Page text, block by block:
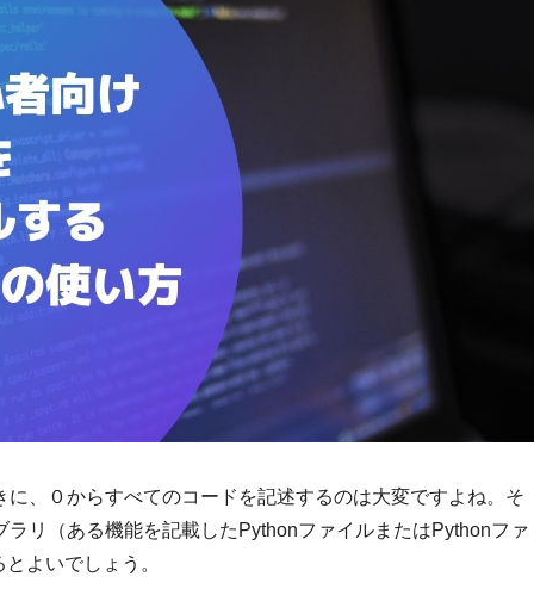
に、０からすべてのコードを記述するのは大変ですよね。そ
ラリ（ある機能を記載したPythonファイルまたはPythonファ
よいでしょう。